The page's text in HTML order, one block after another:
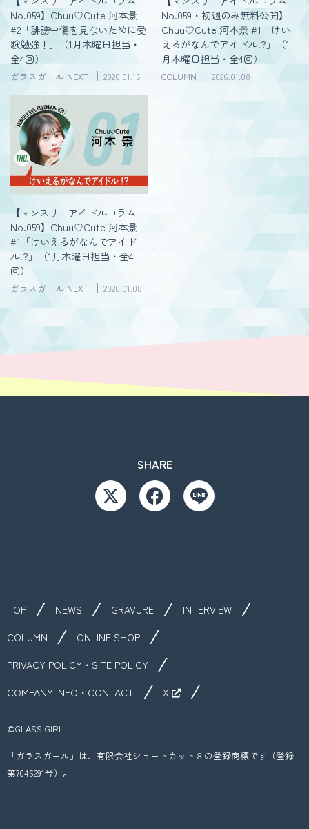
No.059】Chuu♡Cute 河本景
#2「誹謗中傷を見ないために受
験勉強！」（1月木曜日担当・
全4回）
ガラスガール NEXT 2026.01.15
No.059・初週のみ無料公開】
Chuu♡Cute 河本景 #1「けい
えるがなんでアイドル!?」（1
月木曜日担当・全4回）
COLUMN 2026.01.08
【マンスリーアイドルコラム
No.059】Chuu♡Cute 河本景
#1「けいえるがなんでアイド
ル!?」（1月木曜日担当・全4
回）
ガラスガール NEXT 2026.01.08
SHARE
TOP NEWS GRAVURE
INTERVIEW
COLUMN
ONLINE SHOP
PRIVACY POLICY・SITE POLICY
COMPANY INFO・CONTACT
X
©︎GLASS GIRL
「ガラスガール」は、有限会社ショートカット８の登録商標です（登録
第7046291号）。